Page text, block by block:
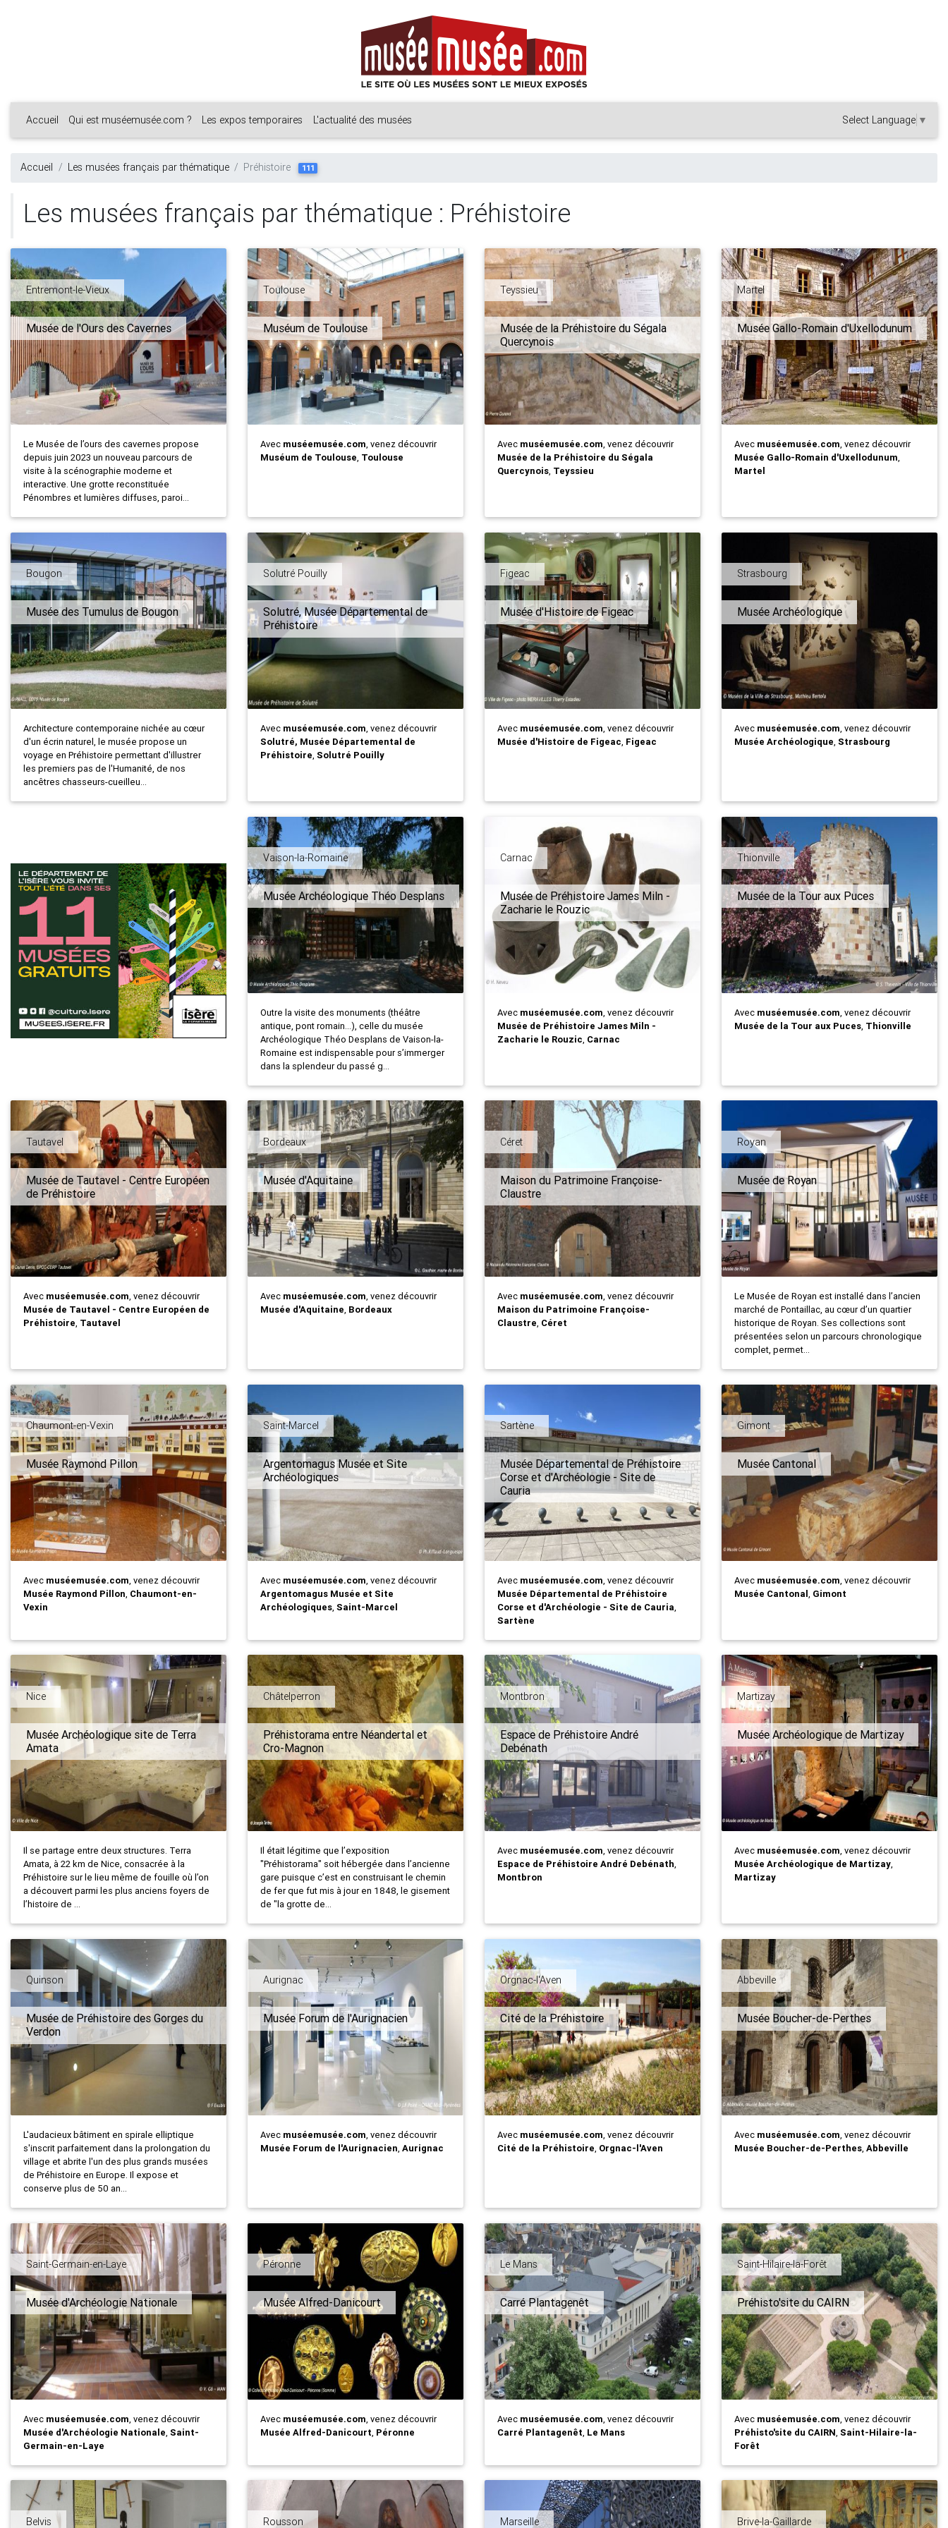
Accueil Qui est muséemusée.com ? Les expos temporaires L'actualité des musées Select Language ▼
Accueil Les musées français par thématique Préhistoire 111
Les musées français par thématique : Préhistoire
Entremont-le-Vieux
Musée de l'Ours des Cavernes
Le Musée de l’ours des cavernes propose
depuis juin 2023 un nouveau parcours de
visite à la scénographie moderne et
interactive. Une grotte reconstituée
Pénombres et lumières diffuses, paroi...
Toulouse
Muséum de Toulouse
Avec muséemusée.com, venez découvrir
Muséum de Toulouse, Toulouse
Teyssieu
Musée de la Préhistoire du Ségala
Quercynois
Avec muséemusée.com, venez découvrir
Musée de la Préhistoire du Ségala
Quercynois, Teyssieu
Martel
Musée Gallo-Romain d'Uxellodunum
Avec muséemusée.com, venez découvrir
Musée Gallo-Romain d'Uxellodunum,
Martel
Bougon
Musée des Tumulus de Bougon
Architecture contemporaine nichée au cœur
d'un écrin naturel, le musée propose un
voyage en Préhistoire permettant d'illustrer
les premiers pas de l'Humanité, de nos
ancêtres chasseurs-cueilleu...
Solutré Pouilly
Solutré, Musée Départemental de
Préhistoire
Avec muséemusée.com, venez découvrir
Solutré, Musée Départemental de
Préhistoire, Solutré Pouilly
Figeac
Musée d'Histoire de Figeac
Avec muséemusée.com, venez découvrir
Musée d'Histoire de Figeac, Figeac
Strasbourg
Musée Archéologique
Avec muséemusée.com, venez découvrir
Musée Archéologique, Strasbourg
Vaison-la-Romaine
Musée Archéologique Théo Desplans
Outre la visite des monuments (théâtre
antique, pont romain…), celle du musée
Archéologique Théo Desplans de Vaison-la-
Romaine est indispensable pour s’immerger
dans la splendeur du passé g...
Carnac
Musée de Préhistoire James Miln -
Zacharie le Rouzic
Avec muséemusée.com, venez découvrir
Musée de Préhistoire James Miln -
Zacharie le Rouzic, Carnac
Thionville
Musée de la Tour aux Puces
Avec muséemusée.com, venez découvrir
Musée de la Tour aux Puces, Thionville
Tautavel
Musée de Tautavel - Centre Européen
de Préhistoire
Avec muséemusée.com, venez découvrir
Musée de Tautavel - Centre Européen de
Préhistoire, Tautavel
Bordeaux
Musée d'Aquitaine
Avec muséemusée.com, venez découvrir
Musée d'Aquitaine, Bordeaux
Céret
Maison du Patrimoine Françoise-
Claustre
Avec muséemusée.com, venez découvrir
Maison du Patrimoine Françoise-
Claustre, Céret
Royan
Musée de Royan
Le Musée de Royan est installé dans l’ancien
marché de Pontaillac, au cœur d’un quartier
historique de Royan. Ses collections sont
présentées selon un parcours chronologique
complet, permet...
Chaumont-en-Vexin
Musée Raymond Pillon
Avec muséemusée.com, venez découvrir
Musée Raymond Pillon, Chaumont-en-
Vexin
Saint-Marcel
Argentomagus Musée et Site
Archéologiques
Avec muséemusée.com, venez découvrir
Argentomagus Musée et Site
Archéologiques, Saint-Marcel
Sartène
Musée Départemental de Préhistoire
Corse et d'Archéologie - Site de
Cauria
Avec muséemusée.com, venez découvrir
Musée Départemental de Préhistoire
Corse et d'Archéologie - Site de Cauria,
Sartène
Gimont
Musée Cantonal
Avec muséemusée.com, venez découvrir
Musée Cantonal, Gimont
Nice
Musée Archéologique site de Terra
Amata
Il se partage entre deux structures. Terra
Amata, à 22 km de Nice, consacrée à la
Préhistoire sur le lieu même de fouille où l’on
a découvert parmi les plus anciens foyers de
l’histoire de ...
Châtelperron
Préhistorama entre Néandertal et
Cro-Magnon
Il était légitime que l’exposition
"Préhistorama" soit hébergée dans l’ancienne
gare puisque c’est en construisant le chemin
de fer que fut mis à jour en 1848, le gisement
de "la grotte de...
Montbron
Espace de Préhistoire André
Debénath
Avec muséemusée.com, venez découvrir
Espace de Préhistoire André Debénath,
Montbron
Martizay
Musée Archéologique de Martizay
Avec muséemusée.com, venez découvrir
Musée Archéologique de Martizay,
Martizay
Quinson
Musée de Préhistoire des Gorges du
Verdon
L'audacieux bâtiment en spirale elliptique
s'inscrit parfaitement dans la prolongation du
village et abrite l'un des plus grands musées
de Préhistoire en Europe. Il expose et
conserve plus de 50 an...
Aurignac
Musée Forum de l'Aurignacien
Avec muséemusée.com, venez découvrir
Musée Forum de l'Aurignacien, Aurignac
Orgnac-l'Aven
Cité de la Préhistoire
Avec muséemusée.com, venez découvrir
Cité de la Préhistoire, Orgnac-l'Aven
Abbeville
Musée Boucher-de-Perthes
Avec muséemusée.com, venez découvrir
Musée Boucher-de-Perthes, Abbeville
Saint-Germain-en-Laye
Musée d'Archéologie Nationale
Avec muséemusée.com, venez découvrir
Musée d'Archéologie Nationale, Saint-
Germain-en-Laye
Péronne
Musée Alfred-Danicourt
Avec muséemusée.com, venez découvrir
Musée Alfred-Danicourt, Péronne
Le Mans
Carré Plantagenêt
Avec muséemusée.com, venez découvrir
Carré Plantagenêt, Le Mans
Saint-Hilaire-la-Forêt
Préhisto'site du CAIRN
Avec muséemusée.com, venez découvrir
Préhisto'site du CAIRN, Saint-Hilaire-la-
Forêt
Belvis Rousson Marseille Brive-la-Gaillarde